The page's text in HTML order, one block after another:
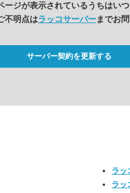
ージが表示されているうちはい
不明点はラッコサーバーまでお
サーバー契約を更新する
ラッ
ラッ